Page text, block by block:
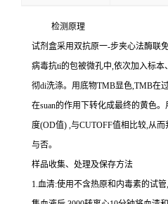
检测原理
试剂盒采用双抗原一-步夹心法酶联
病毒抗ti的包被微孔中,依次加入标本、
彻di洗涤。用底物TMB显色,TMB在
在suan的作用下转化成最终的黄色。
度(OD值) ,与CUTOFF值相比较,从而
与否。
样品收集、处理及保存方法
1.血清:使用不含热原和内毒素的试